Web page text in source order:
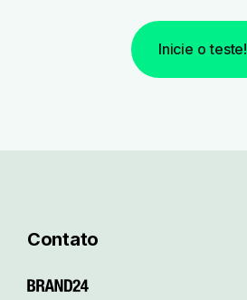
Inicie o teste!
Contato